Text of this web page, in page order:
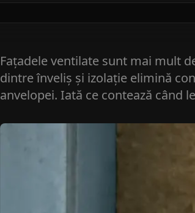
Fațadele ventilate sunt mai mult
dintre înveliș și izolație elimină
anvelopei. Iată ce contează când